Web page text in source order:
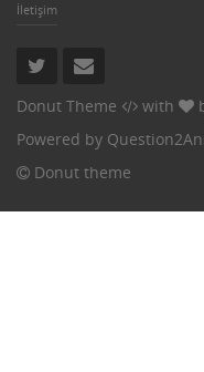
İletişim
Donut Theme with
Powered by
Donut theme